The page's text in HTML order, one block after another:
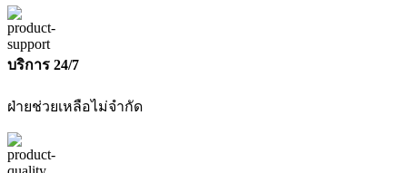
บริการ 24/7
ฝ่ายช่วยเหลือไม่จำกัด